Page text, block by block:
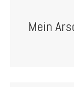
Mein